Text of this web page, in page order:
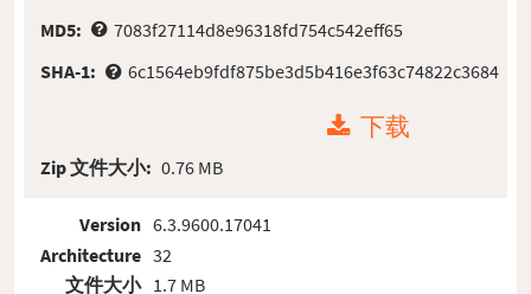
MD5:
7083f27114d8e96318fd754c542eff65
SHA-1:
6c1564eb9fdf875be3d5b416e3f63c74822c3684
下载
Zip 文件大小: 0.76 MB
Version
Architecture
文件大小
6.3.9600.17041
32
1.7 MB